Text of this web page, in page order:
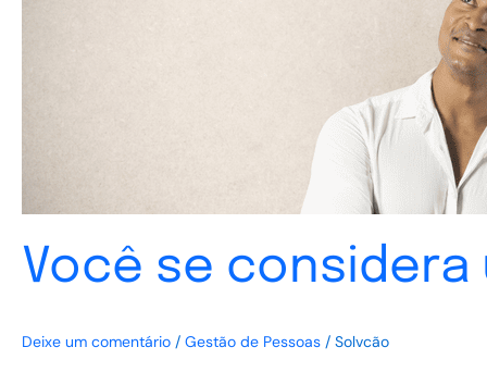
Você se considera
Deixe um comentário / Gestão de Pessoas / Solvcão